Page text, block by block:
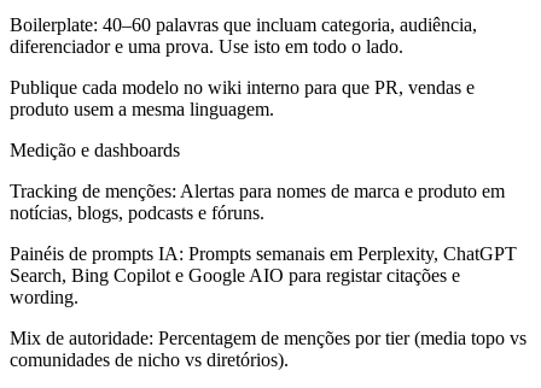
Boilerplate: 40–60 palavras que incluam categoria, audiência,
diferenciador e uma prova. Use isto em todo o lado.
Publique cada modelo no wiki interno para que PR, vendas e
produto usem a mesma linguagem.
Medição e dashboards
Tracking de menções: Alertas para nomes de marca e produto em
notícias, blogs, podcasts e fóruns.
Painéis de prompts IA: Prompts semanais em Perplexity, ChatGPT
Search, Bing Copilot e Google AIO para registar citações e
wording.
Mix de autoridade: Percentagem de menções por tier (media topo vs
comunidades de nicho vs diretórios).